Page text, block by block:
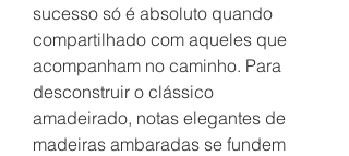
sucesso só é absoluto quando
compartilhado com aqueles que
acompanham no caminho. Para
desconstruir o clássico
amadeirado, notas elegantes de
madeiras ambaradas se fundem